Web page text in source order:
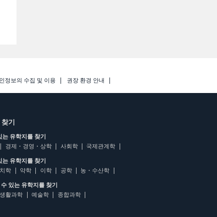
정보의 수집 및 이용 권장 환경 안내
기
유학지를 찾기
경제・경영・상학 사회학 국제관계학
유학지를 찾기
학 약학 이학 공학 농・수산학
있는 유학지를 찾기
생활과학 예술학 종합과학